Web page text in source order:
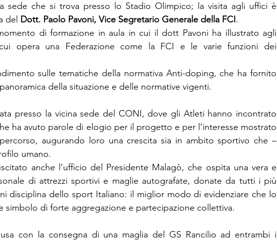
sede che si trova presso lo Stadio Olimpico; la visita agli uffici è
del Dott. Paolo Pavoni, Vice Segretario Generale della FCI.
di formazione in aula in cui il dott Pavoni ha illustrato agli
opera una Federazione come la FCI e le varie funzioni dei
sulle tematiche della normativa Anti-doping, che ha fornito
della situazione e delle normative vigenti.
presso la vicina sede del CONI, dove gli Atleti hanno incontrato
ha avuto parole di elogio per il progetto e per l’interesse mostrato
augurando loro una crescita sia in ambito sportivo che –
umano.
anche l’ufficio del Presidente Malagò, che ospita una vera e
di attrezzi sportivi e maglie autografate, donate da tutti i più
disciplina dello sport Italiano: il miglior modo di evidenziare che lo
simbolo di forte aggregazione e partecipazione collettiva.
con la consegna di una maglia del GS Rancilio ad entrambi i